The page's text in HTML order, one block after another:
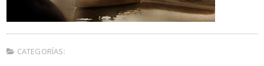
CATEGORÍAS: